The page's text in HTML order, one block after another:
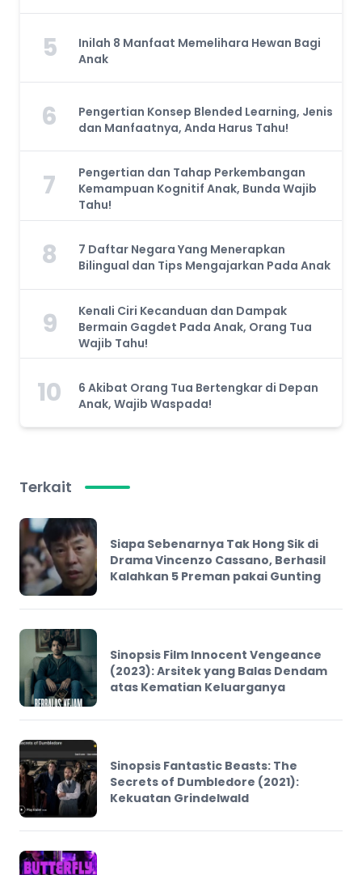
5
Inilah 8 Manfaat Memelihara Hewan Bagi
Anak
6
Pengertian Konsep Blended Learning, Jenis
dan Manfaatnya, Anda Harus Tahu!
7
Pengertian dan Tahap Perkembangan
Kemampuan Kognitif Anak, Bunda Wajib
Tahu!
8
7 Daftar Negara Yang Menerapkan
Bilingual dan Tips Mengajarkan Pada Anak
9
Kenali Ciri Kecanduan dan Dampak
Bermain Gagdet Pada Anak, Orang Tua
Wajib Tahu!
10
6 Akibat Orang Tua Bertengkar di Depan
Anak, Wajib Waspada!
Terkait
Siapa Sebenarnya Tak Hong Sik di
Drama Vincenzo Cassano, Berhasil
Kalahkan 5 Preman pakai Gunting
Sinopsis Film Innocent Vengeance
(2023): Arsitek yang Balas Dendam
atas Kematian Keluarganya
Sinopsis Fantastic Beasts: The
Secrets of Dumbledore (2021):
Kekuatan Grindelwald